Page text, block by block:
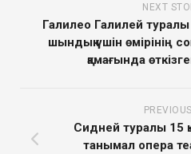
NEXT
Галилео Галилей
шындық үшін өмірінің
қамағында
Сидней туралы 15
танымал опера